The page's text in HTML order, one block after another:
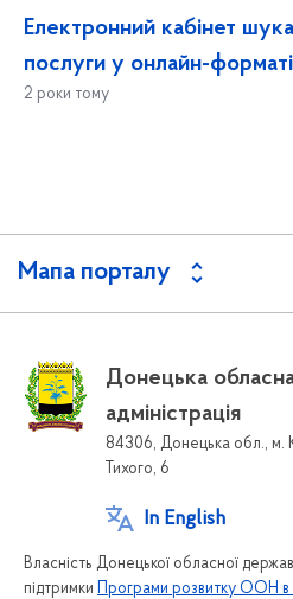
Електронний кабінет
послуги у онлайн-форматі
2 роки тому
Мапа порталу
Донецька
адміністрація
84306, Донецька обл., м.
Тихого, 6
In English
Власність Донецької обласної
підтримки Програми розвитку ООН в